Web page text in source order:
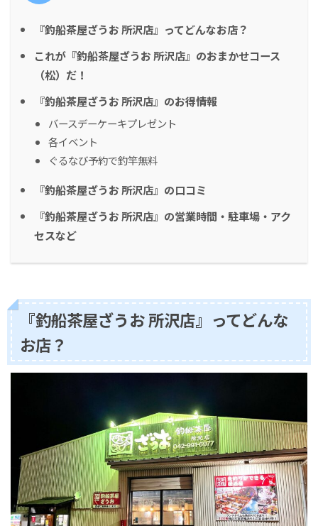
『釣船茶屋ざうお 所沢店』ってどんなお店？
これが『釣船茶屋ざうお 所沢店』のおまかせコース
（松）だ！
『釣船茶屋ざうお 所沢店』のお得情報
バースデーケーキプレゼント
各イベント
ぐるなび予約で釣竿無料
『釣船茶屋ざうお 所沢店』の口コミ
『釣船茶屋ざうお 所沢店』の営業時間・駐車場・アク
セスなど
『釣船茶屋ざうお 所沢店』ってどんな
お店？